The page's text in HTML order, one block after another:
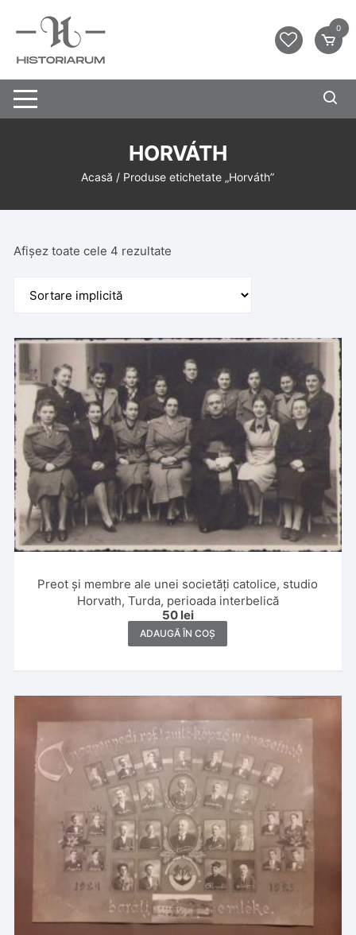
0
HORVÁTH
Acasă / Produse etichetate „Horváth”
Afișez toate cele 4 rezultate
Preot și membre ale unei societăți catolice, studio
Horvath, Turda, perioada interbelică
50 lei
ADAUGĂ ÎN COȘ